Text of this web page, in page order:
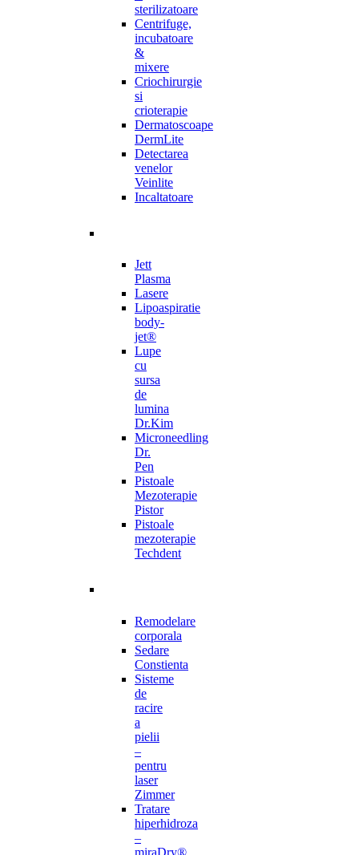
sterilizatoare
Centrifuge,
incubatoare
&
mixere
Criochirurgie
si
crioterapie
Dermatoscoape
DermLite
Detectarea
venelor
Veinlite
Incaltatoare
Jett
Plasma
Lasere
Lipoaspiratie
body-
jet®
Lupe
cu
sursa
de
lumina
Dr.Kim
Microneedling
Dr.
Pen
Pistoale
Mezoterapie
Pistor
Pistoale
mezoterapie
Techdent
Remodelare
corporala
Sedare
Constienta
Sisteme
de
racire
a
pielii
–
pentru
laser
Zimmer
Tratare
hiperhidroza
–